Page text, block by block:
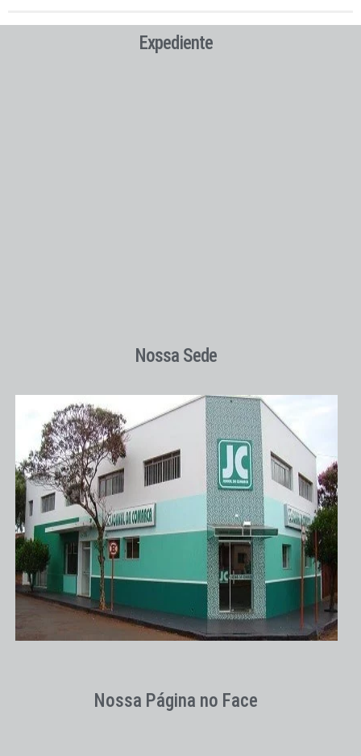
Expediente
Nossa Sede
Nossa Página no Face